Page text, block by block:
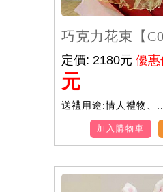
巧克力花束【
定價: 2180元 優惠
元
送禮用途:情人禮物、...
加入購物車